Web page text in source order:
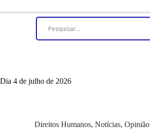
Dia 4 de julho de 2026
Direitos Humanos, Notícias, Opinião